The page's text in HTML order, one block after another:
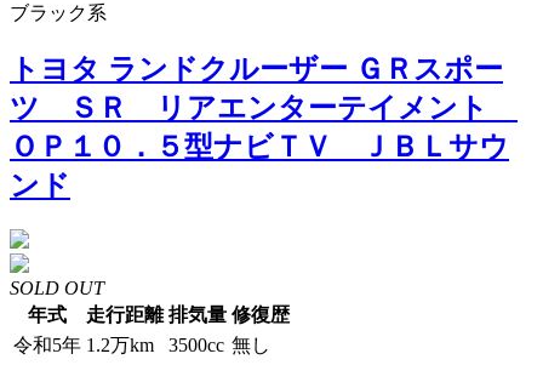
ブラック系
トヨタ ランドクルーザー ＧＲスポー
ツ ＳＲ リアエンターテイメント
ＯＰ１０．５型ナビＴＶ ＪＢＬサウ
ンド
SOLD OUT
年式
走行距離 排気量 修復歴
令和5年 1.2万km 3500cc 無し